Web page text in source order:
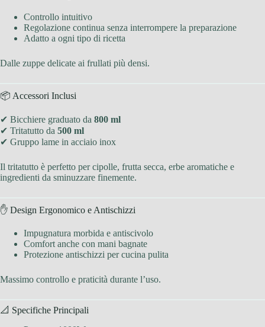
Controllo intuitivo
Regolazione continua senza interrompere la preparazione
Adatto a ogni tipo di ricetta
Dalle zuppe delicate ai frullati più densi.
📦 Accessori Inclusi
✔ Bicchiere graduato da 800 ml
✔ Tritatutto da 500 ml
✔ Gruppo lame in acciaio inox
Il tritatutto è perfetto per cipolle, frutta secca, erbe aromatiche e
ingredienti da sminuzzare finemente.
✋ Design Ergonomico e Antischizzi
Impugnatura morbida e antiscivolo
Comfort anche con mani bagnate
Protezione antischizzi per cucina pulita
Massimo controllo e praticità durante l’uso.
📐 Specifiche Principali